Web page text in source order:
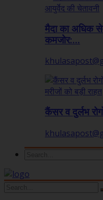
मैदा का अधिक
कमजोर:...
कैंसर व दुर्लभ